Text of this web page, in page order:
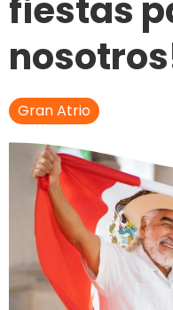
fiestas
Gran Atrio